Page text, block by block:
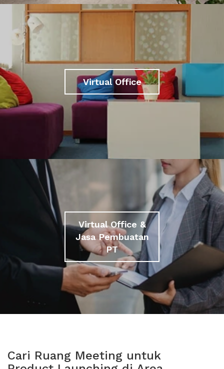
Virtual Office
Virtual Office &
Jasa Pembuatan
PT
Cari Ruang Meeting untuk